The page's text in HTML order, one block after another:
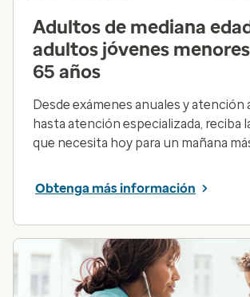
Adultos de mediana
adultos jóvenes
65 años
Desde exámenes anuales y atención
hasta atención especializada, reciba
que necesita hoy para un mañana
Obtenga más información